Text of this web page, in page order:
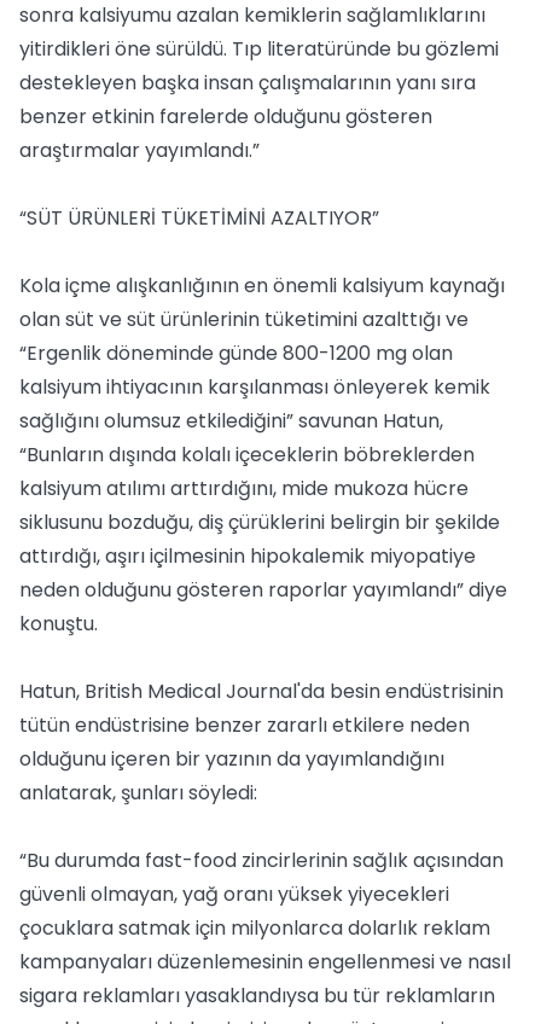
sonra kalsiyumu azalan kemiklerin sağlamlıklarını
yitirdikleri öne sürüldü. Tıp literatüründe bu gözlemi
destekleyen başka insan çalışmalarının yanı sıra
benzer etkinin farelerde olduğunu gösteren
araştırmalar yayımlandı.”
“SÜT ÜRÜNLERİ TÜKETİMİNİ AZALTIYOR”
Kola içme alışkanlığının en önemli kalsiyum kaynağı
olan süt ve süt ürünlerinin tüketimini azalttığı ve
“Ergenlik döneminde günde 800-1200 mg olan
kalsiyum ihtiyacının karşılanması önleyerek kemik
sağlığını olumsuz etkilediğini” savunan Hatun,
“Bunların dışında kolalı içeceklerin böbreklerden
kalsiyum atılımı arttırdığını, mide mukoza hücre
siklusunu bozduğu, diş çürüklerini belirgin bir şekilde
attırdığı, aşırı içilmesinin hipokalemik miyopatiye
neden olduğunu gösteren raporlar yayımlandı” diye
konuştu.
Hatun, British Medical Journal'da besin endüstrisinin
tütün endüstrisine benzer zararlı etkilere neden
olduğunu içeren bir yazının da yayımlandığını
anlatarak, şunları söyledi:
“Bu durumda fast-food zincirlerinin sağlık açısından
güvenli olmayan, yağ oranı yüksek yiyecekleri
çocuklara satmak için milyonlarca dolarlık reklam
kampanyaları düzenlemesinin engellenmesi ve nasıl
sigara reklamları yasaklandıysa bu tür reklamların